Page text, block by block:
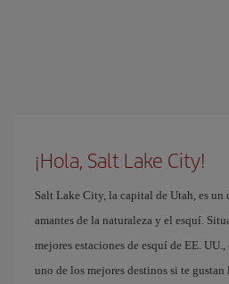
¡Hola, Salt Lake City!
Salt Lake City, la capital de Utah, es un
amantes de la naturaleza y el esquí.
mejores estaciones de esquí de EE.
uno de los mejores destinos si te gustan